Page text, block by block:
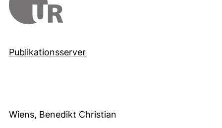
Publikationsserver
Wiens, Benedikt Christian